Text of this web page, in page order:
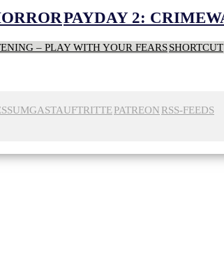
PAYDAY 2:
– PLAY WITH YOUR FEARSSHORTCUT
GASTAUFTRITTEPATREON RSS-FEEDS